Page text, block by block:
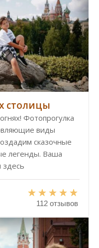
столицы
Фотопрогулка
виды
сказочные
легенды. Ваша
здесь
112 отзывов